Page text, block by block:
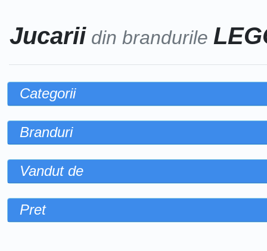
Jucariidin brandurile
Categorii
Branduri
Vandut de
Pret